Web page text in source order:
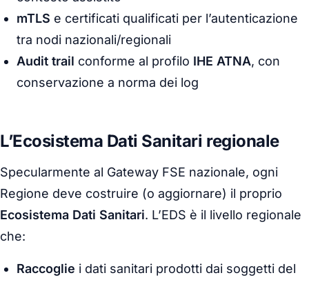
mTLS e certificati qualificati per l’autenticazione
tra nodi nazionali/regionali
Audit trail conforme al profilo IHE ATNA, con
conservazione a norma dei log
L’Ecosistema Dati Sanitari regionale
Specularmente al Gateway FSE nazionale, ogni
Regione deve costruire (o aggiornare) il proprio
Ecosistema Dati Sanitari. L’EDS è il livello regionale
che:
Raccoglie i dati sanitari prodotti dai soggetti del